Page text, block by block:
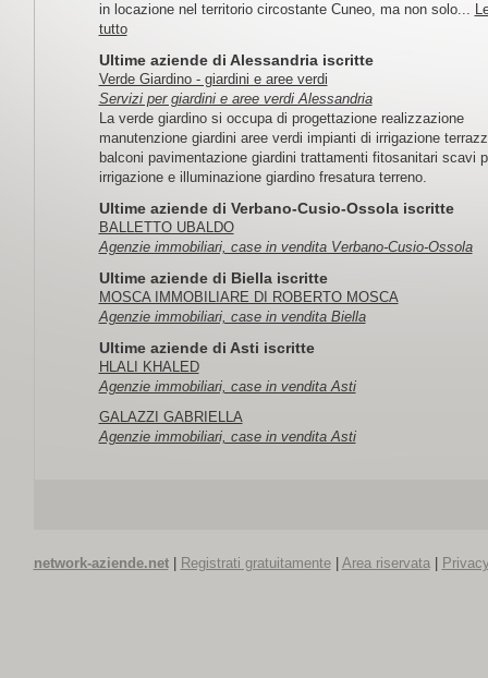
in locazione nel territorio circostante Cuneo, ma non solo...
tutto
Ultime aziende di Alessandria iscritte
Verde Giardino - giardini e aree verdi
Servizi per giardini e aree verdi Alessandria
La verde giardino si occupa di progettazione realizzazione
manutenzione giardini aree verdi impianti di irrigazione
balconi pavimentazione giardini trattamenti fitosanitari scavi
irrigazione e illuminazione giardino fresatura terreno.
Ultime aziende di Verbano-Cusio-Ossola iscritte
BALLETTO UBALDO
Agenzie immobiliari, case in vendita Verbano-Cusio-Ossola
Ultime aziende di Biella iscritte
MOSCA IMMOBILIARE DI ROBERTO MOSCA
Agenzie immobiliari, case in vendita Biella
Ultime aziende di Asti iscritte
HLALI KHALED
Agenzie immobiliari, case in vendita Asti
GALAZZI GABRIELLA
Agenzie immobiliari, case in vendita Asti
network-aziende.net| Registrati gratuitamente| Area riservata|